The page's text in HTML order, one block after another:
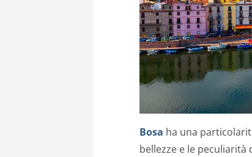
Bosa ha una
bellezze e le peculiarità